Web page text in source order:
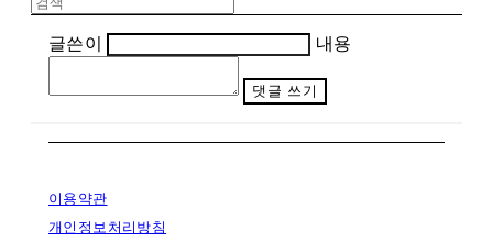
글쓴이 내용
댓글 쓰기
이용약관
개인정보처리방침